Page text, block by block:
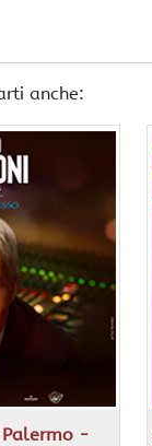
anche:
-